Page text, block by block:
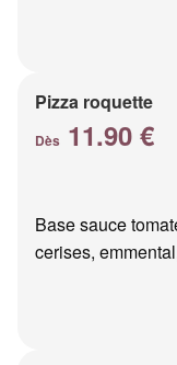
Pizza roquette
Dès 11.90 €
Base sauce
cerises,